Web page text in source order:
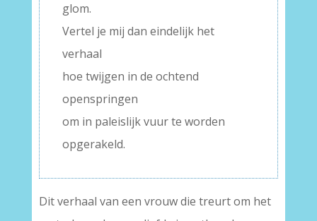
glom.
Vertel je mij dan eindelijk het
verhaal
hoe twijgen in de ochtend
openspringen
om in paleislijk vuur te worden
opgerakeld.
Dit verhaal van een vrouw die treurt om het